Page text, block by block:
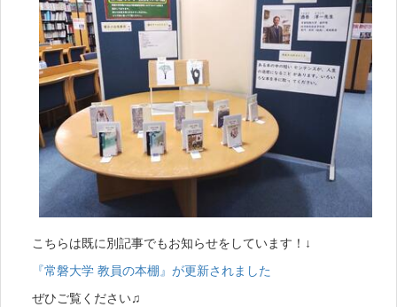
こちらは既に別記事でもお知らせをしています！↓
『常磐大学 教員の本棚』が更新されました
ぜひご覧ください♫